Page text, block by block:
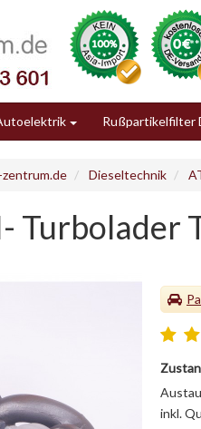
Rußpartikelfilter
Dieseltechnik
Turbolader
inkl.